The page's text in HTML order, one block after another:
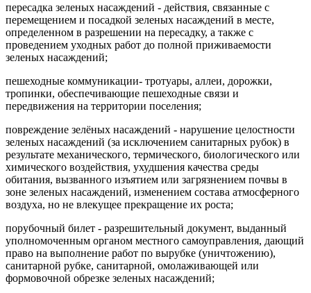
пересадка зеленых насаждений - действия, связанные с
перемещением и посадкой зеленых насаждений в месте,
определенном в разрешении на пересадку, а также с
проведением уходных работ до полной приживаемости
зеленых насаждений;
пешеходные коммуникации- тротуары, аллеи, дорожки,
тропинки, обеспечивающие пешеходные связи и
передвижения на территории поселения;
повреждение зелёных насаждений - нарушение целостности
зеленых насаждений (за исключением санитарных рубок) в
результате механического, термического, биологического или
химического воздействия, ухудшения качества среды
обитания, вызванного изъятием или загрязнением почвы в
зоне зеленых насаждений, изменением состава атмосферного
воздуха, но не влекущее прекращение их роста;
порубочный билет - разрешительный документ, выданный
уполномоченным органом местного самоуправления, дающий
право на выполнение работ по вырубке (уничтожению),
санитарной рубке, санитарной, омолаживающей или
формовочной обрезке зеленых насаждений;